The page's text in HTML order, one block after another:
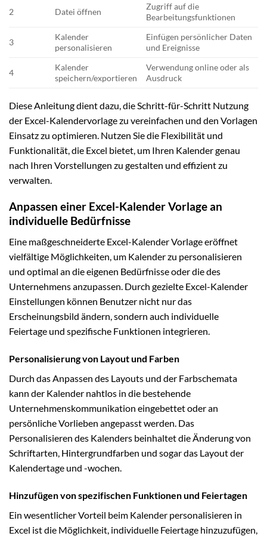
2 Datei öffnen
Zugriff auf die
Bearbeitungsfunktionen
3
Kalender
personalisieren
Einfügen persönlicher Daten
und Ereignisse
4
Kalender
speichern/exportieren
Verwendung online oder als
Ausdruck
Diese Anleitung dient dazu, die Schritt-für-Schritt Nutzung
der Excel-Kalendervorlage zu vereinfachen und den Vorlagen
Einsatz zu optimieren. Nutzen Sie die Flexibilität und
Funktionalität, die Excel bietet, um Ihren Kalender genau
nach Ihren Vorstellungen zu gestalten und effizient zu
verwalten.
Anpassen einer Excel-Kalender Vorlage an
individuelle Bedürfnisse
Eine maßgeschneiderte Excel-Kalender Vorlage eröffnet
vielfältige Möglichkeiten, um Kalender zu personalisieren
und optimal an die eigenen Bedürfnisse oder die des
Unternehmens anzupassen. Durch gezielte Excel-Kalender
Einstellungen können Benutzer nicht nur das
Erscheinungsbild ändern, sondern auch individuelle
Feiertage und spezifische Funktionen integrieren.
Personalisierung von Layout und Farben
Durch das Anpassen des Layouts und der Farbschemata
kann der Kalender nahtlos in die bestehende
Unternehmenskommunikation eingebettet oder an
persönliche Vorlieben angepasst werden. Das
Personalisieren des Kalenders beinhaltet die Änderung von
Schriftarten, Hintergrundfarben und sogar das Layout der
Kalendertage und -wochen.
Hinzufügen von spezifischen Funktionen und Feiertagen
Ein wesentlicher Vorteil beim Kalender personalisieren in
Excel ist die Möglichkeit, individuelle Feiertage hinzuzufügen,